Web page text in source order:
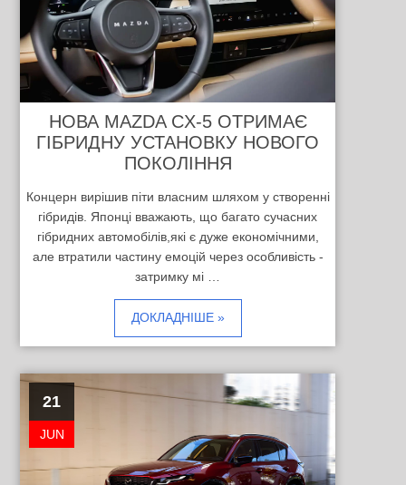
НОВА MAZDA CX-5 ОТРИМАЄ
ГІБРИДНУ УСТАНОВКУ НОВОГО
ПОКОЛІННЯ
Концерн вирішив піти власним шляхом у створенні
гібридів. Японці вважають, що багато сучасних
гібридних автомобілів,які є дуже економічними,
але втратили частину емоцій через особливість -
затримку мі …
ДОКЛАДНІШЕ »
21
JUN